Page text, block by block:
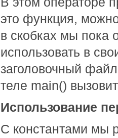
это функция,
в скобках мы пока
использовать в
заголовочный
теле main()
Использование
С константами мы